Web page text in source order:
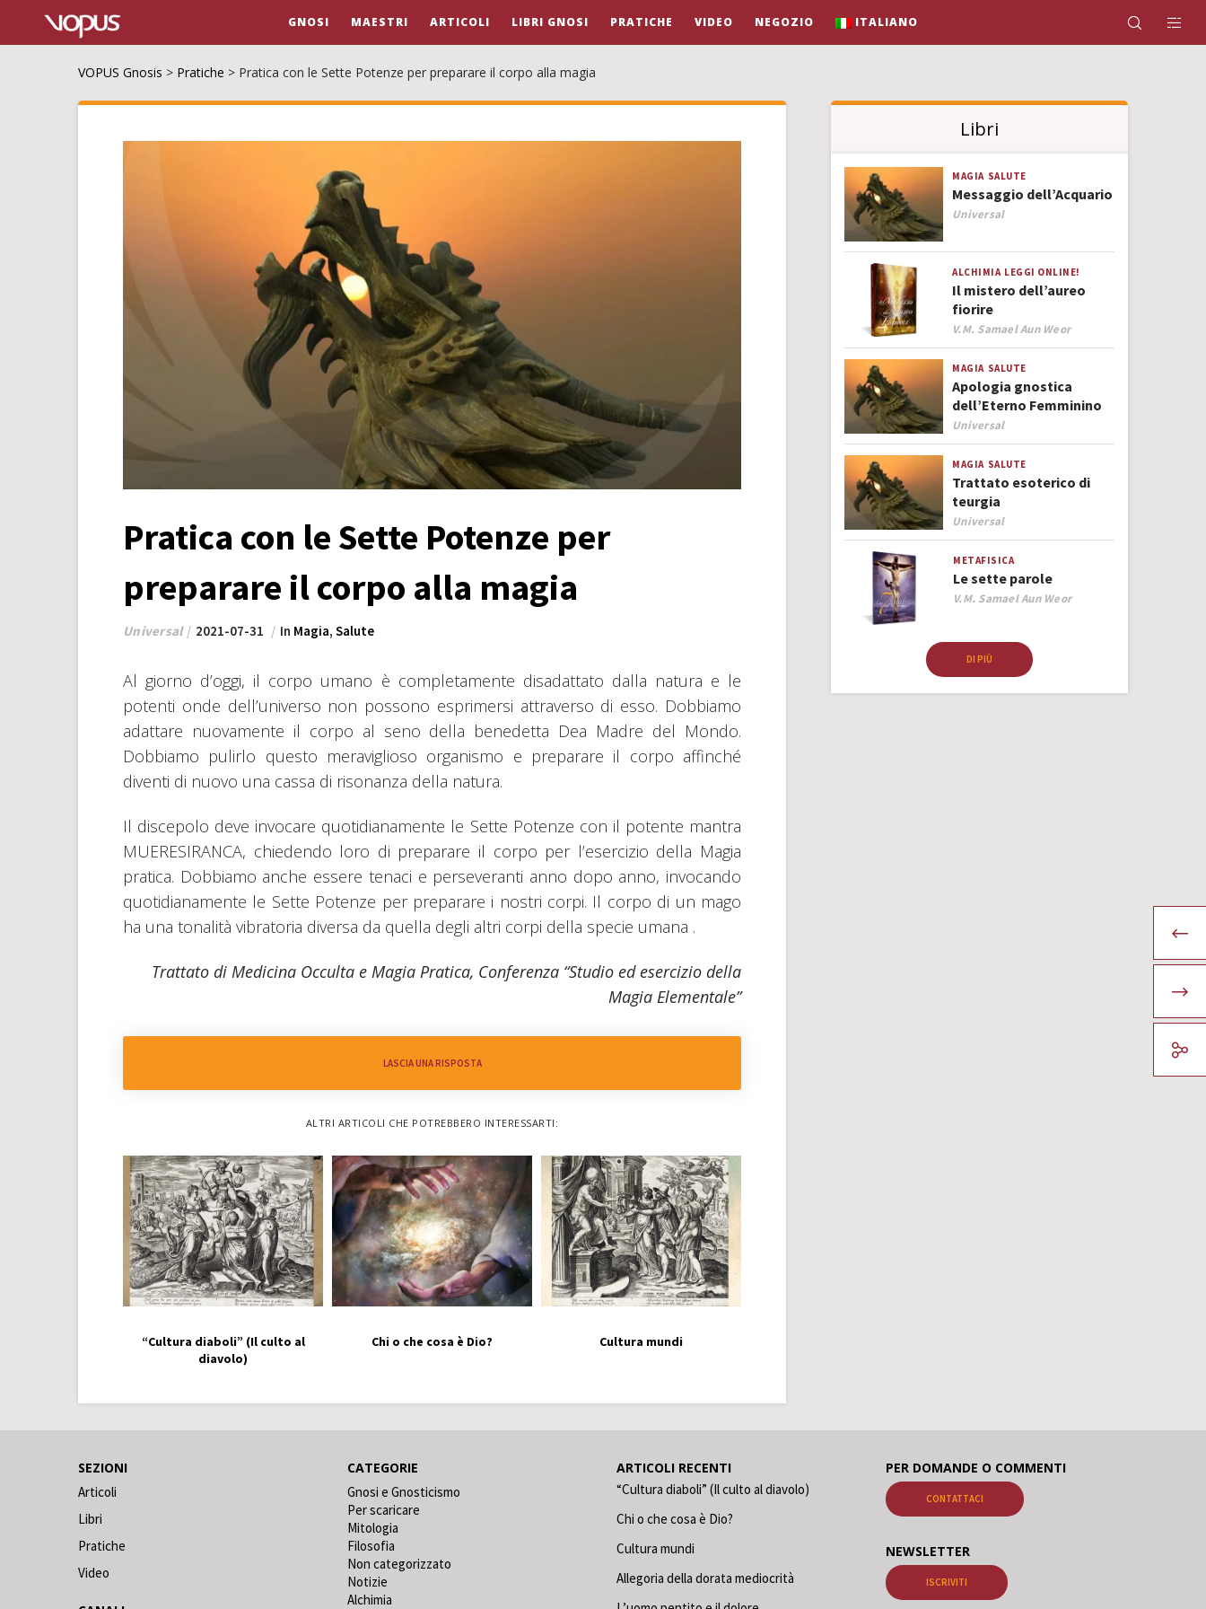
GNOSI MAESTRI ARTICOLI LIBRI GNOSI PRATICHE VIDEO NEGOZIO ITALIANO
VOPUS Gnosis > Pratiche > Pratica con le Sette Potenze per preparare il corpo alla magia
Pratica con le Sette Potenze per
preparare il corpo alla magia
Universal 2021-07-31 In Magia,Salute
Al giorno d’oggi, il corpo umano è completamente disadattato dalla natura e le
potenti onde dell’universo non possono esprimersi attraverso di esso. Dobbiamo
adattare nuovamente il corpo al seno della benedetta Dea Madre del Mondo.
Dobbiamo pulirlo questo meraviglioso organismo e preparare il corpo affinché
diventi di nuovo una cassa di risonanza della natura.
Il discepolo deve invocare quotidianamente le Sette Potenze con il potente mantra
MUERESIRANCA, chiedendo loro di preparare il corpo per l’esercizio della Magia
pratica. Dobbiamo anche essere tenaci e perseveranti anno dopo anno, invocando
quotidianamente le Sette Potenze per preparare i nostri corpi. Il corpo di un mago
ha una tonalità vibratoria diversa da quella degli altri corpi della specie umana .
Trattato di Medicina Occulta e Magia Pratica, Conferenza “Studio ed esercizio della
Magia Elementale”
LASCIA UNA RISPOSTA
ALTRI ARTICOLI CHE POTREBBERO INTERESSARTI:
“Cultura diaboli” (Il culto al
diavolo)
Chi o che cosa è Dio? Cultura mundi
Libri
MAGIA SALUTE
Messaggio dell’Acquario
Author
Universal
ALCHIMIA LEGGI ONLINE!
Il mistero dell’aureo
fiorire
Author
V.M. Samael Aun Weor
MAGIA SALUTE
Apologia gnostica
dell’Eterno Femminino
Author
Universal
MAGIA SALUTE
Trattato esoterico di
teurgia
Author
Universal
METAFISICA
Le sette parole
Author
V.M. Samael Aun Weor
DI PIÙ
SEZIONI
Articoli
Libri
Pratiche
Video
CATEGORIE
Gnosi e Gnosticismo
Per scaricare
Mitologia
Filosofia
Non categorizzato
Notizie
Alchimia
ARTICOLI RECENTI
“Cultura diaboli” (Il culto al diavolo)
Chi o che cosa è Dio?
Cultura mundi
Allegoria della dorata mediocrità
PER DOMANDE O COMMENTI
CONTATTACI
NEWSLETTER
ISCRIVITI